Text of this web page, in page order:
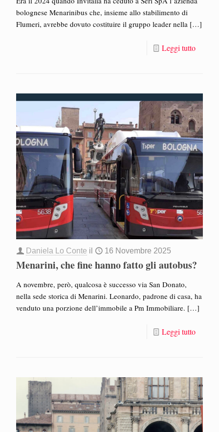
bolognese Menarinibus che, insieme allo stabilimento di
Flumeri, avrebbe dovuto costituire il gruppo leader nella […]
Leggi tutto
Daniela Lo Conte il 16 Novembre 2025
Menarini, che fine hanno fatto gli autobus?
A novembre, però, qualcosa è successo via San Donato,
nella sede storica di Menarini. Leonardo, padrone di casa, ha
venduto una porzione dell’immobile a Pm Immobiliare. […]
Leggi tutto